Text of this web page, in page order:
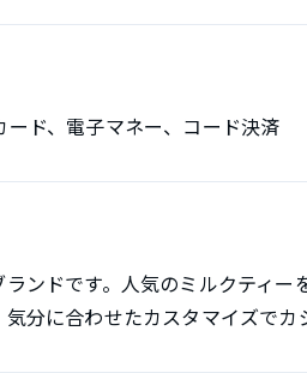
ド、電子マネー、コード決済
ンドです。人気のミルクティ
分に合わせたカスタマイズでカ